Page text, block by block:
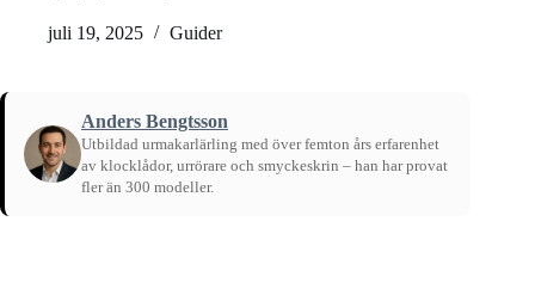
juli 19, 2025 Guider
Anders Bengtsson
Utbildad urmakarlärling med över femton års erfarenhet
av klocklådor, urrörare och smyckeskrin – han har provat
fler än 300 modeller.